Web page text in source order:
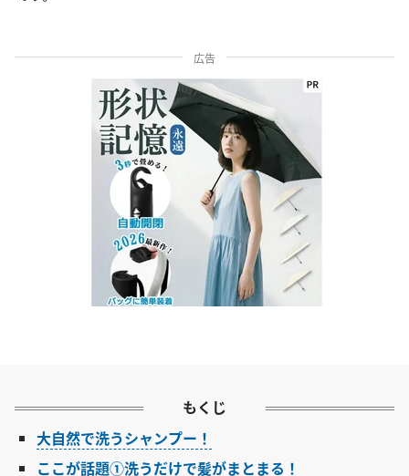
広告
もくじ
大自然で洗うシャンプー！
ここが話題①洗うだけで髪がまとまる！